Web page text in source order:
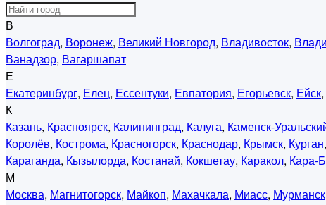
В
Волгоград, Воронеж, Великий Новгород, Владивосток,
Ванадзор, Вагаршапат
Е
Екатеринбург, Елец, Ессентуки, Евпатория, Егорьевск, Ейск,
К
Казань, Красноярск, Калининград, Калуга, Каменск-
Королёв, Кострома, Красногорск, Краснодар, Крымск, Курган,
Караганда, Кызылорда, Костанай, Кокшетау, Каракол, Кара-
М
Москва, Магнитогорск, Майкоп, Махачкала, Миасс, Мурманск